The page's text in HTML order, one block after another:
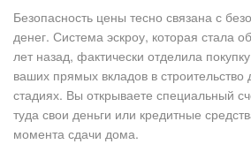
Безопасность цены тесно связана с
денег. Система эскроу, которая стала
лет назад, фактически отделила
ваших прямых вкладов в
стадиях. Вы открываете специальный
туда свои деньги или кредитные
момента сдачи дома.